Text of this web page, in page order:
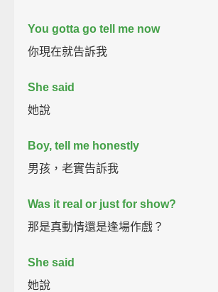
You gotta go tell me now
你現在就告訴我
She said
她說
Boy, tell me honestly
男孩，老實告訴我
Was it real or just for show?
那是真動情還是逢場作戲？
She said
她說